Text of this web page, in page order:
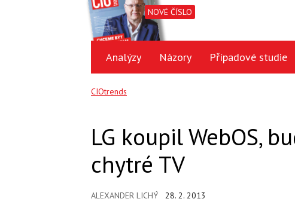
NOVÉ ČÍSLO
Analýzy Názory Případové studie
CIOtrends
LG koupil WebOS,
chytré TV
ALEXANDER LICHÝ 28. 2. 2013